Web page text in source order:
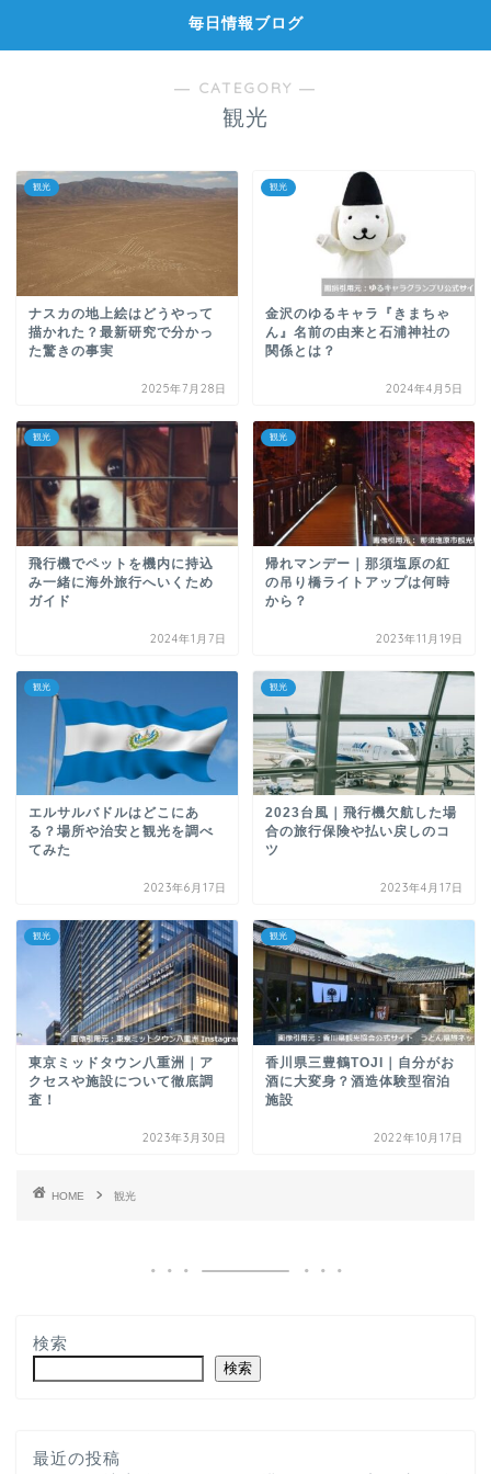
毎日情報ブログ
― CATEGORY ―
観光
観光
ナスカの地上絵はどうやって
描かれた？最新研究で分かっ
た驚きの事実
2025年7月28日
観光
金沢のゆるキャラ『きまちゃ
ん』名前の由来と石浦神社の
関係とは？
2024年4月5日
観光
飛行機でペットを機内に持込
み一緒に海外旅行へいくため
ガイド
2024年1月7日
観光
帰れマンデー｜那須塩原の紅
の吊り橋ライトアップは何時
から？
2023年11月19日
観光
エルサルバドルはどこにあ
る？場所や治安と観光を調べ
てみた
2023年6月17日
観光
2023台風｜飛行機欠航した場
合の旅行保険や払い戻しのコ
ツ
2023年4月17日
観光
東京ミッドタウン八重洲｜ア
クセスや施設について徹底調
査！
2023年3月30日
観光
香川県三豊鶴TOJI｜自分がお
酒に大変身？酒造体験型宿泊
施設
2022年10月17日
HOME 観光
検索
検索
最近の投稿